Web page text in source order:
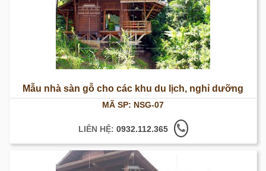
Mẫu nhà sàn gỗ cho các khu du lịch, nghỉ dưỡng
MÃ SP: NSG-07
LIÊN HỆ: 0932.112.365